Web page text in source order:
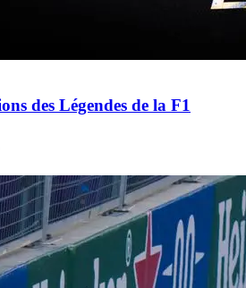
des Légendes de la F1